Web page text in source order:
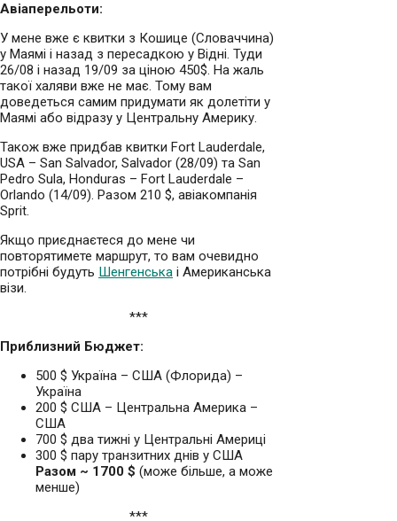
Авіаперельоти:
У мене вже є квитки з Кошице (Словаччина)
у Маямі і назад з пересадкою у Відні. Туди
26/08 і назад 19/09 за ціною 450$. На жаль
такої халяви вже не має. Тому вам
доведеться самим придумати як долетіти у
Маямі або відразу у Центральну Америку.
Також вже придбав квитки Fort Lauderdale,
USA – San Salvador, Salvador (28/09) та San
Pedro Sula, Honduras – Fort Lauderdale –
Orlando (14/09). Разом 210 $, авіакомпанія
Sprit.
Якщо приєднаєтеся до мене чи
повторятимете маршрут, то вам очевидно
потрібні будуть Шенгенська і Американська
візи.
***
Приблизний Бюджет:
500 $ Україна – США (Флорида) –
Україна
200 $ США – Центральна Америка –
США
700 $ два тижні у Центральні Америці
300 $ пару транзитних днів у США
Разом ~ 1700 $ (може більше, а може
менше)
***